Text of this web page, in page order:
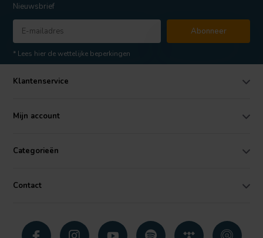
Nieuwsbrief
Abonneer
* Lees hier de wettelijke beperkingen
Klantenservice
Mijn account
Categorieën
Contact